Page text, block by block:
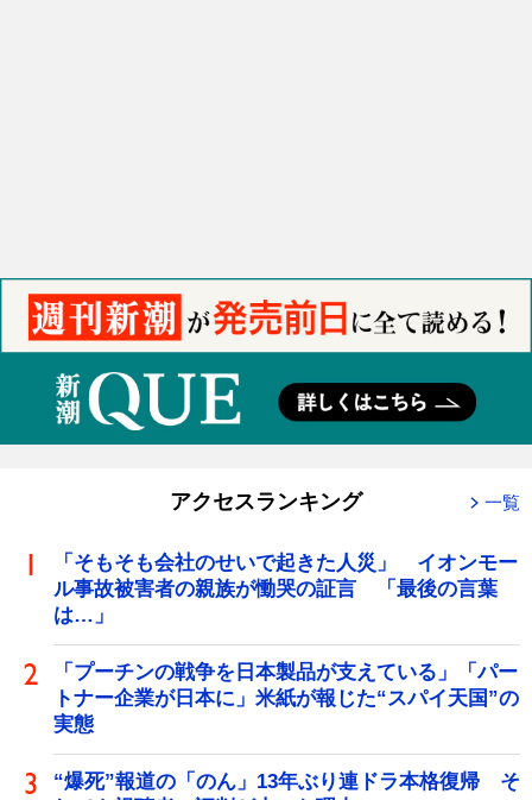
アクセスランキング 一覧
「そもそも会社のせいで起きた人災」 イオンモー
ル事故被害者の親族が慟哭の証言 「最後の言葉
は…」
「プーチンの戦争を日本製品が支えている」「パー
トナー企業が日本に」米紙が報じた“スパイ天国”の
実態
“爆死”報道の「のん」13年ぶり連ドラ本格復帰 そ